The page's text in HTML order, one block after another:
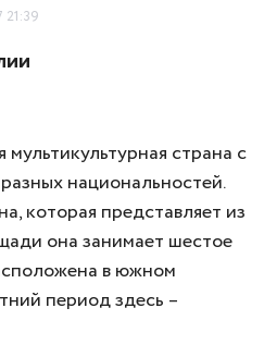
21:39
страна с
национальностей.
которая представляет из
она занимает шестое
в южном
период здесь –